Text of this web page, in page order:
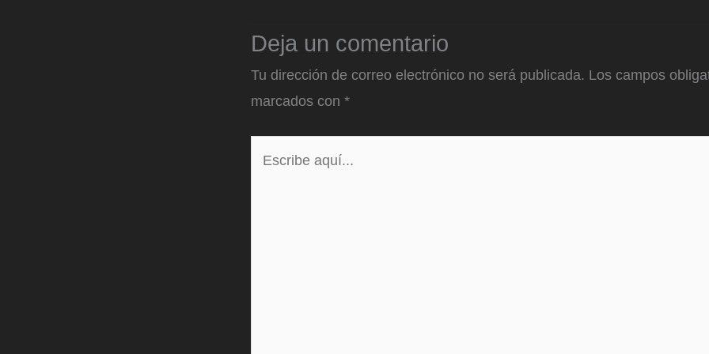
Deja un comentario
Tu dirección de correo electrónico no será publicada. Los campos
marcados con *